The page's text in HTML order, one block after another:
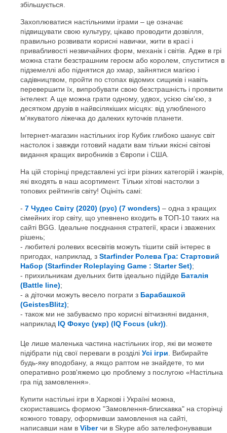
збільшується.
Захоплюватися настільними іграми – це означає
підвищувати свою культуру, цікаво проводити дозвілля,
правильно розвивати корисні навички, жити в красі і
привабливості незвичайних форм, механік і світів. Адже в грі
можна стати безстрашним героєм або королем, спуститися в
підземеллі або піднятися до хмар, зайнятися магією і
садівництвом, пройти по стопах відомих сищиків і навіть
перевершити їх, випробувати свою безстрашність і проявити
інтелект. А ще можна грати одному, удвох, усією сім'єю, з
десятком друзів в найвсілякіших місцях: від улюбленого
м'якуватого ліжечка до далеких куточків планети.
Інтернет-магазин настільних ігор Кубик глибоко шанує світ
настолок і завжди готовий надати вам тільки якісні світові
видання кращих виробників з Європи і США.
На цій сторінці представлені усі ігри різних категорій і жанрів,
які входять в наш асортимент. Тільки хітові настолки з
топових рейтингів світу! Оцініть самі:
7 Чудес Світу (2020) (рус) (7 wonders) – одна з кращих
сімейних ігор світу, що упевнено входить в ТОП-10 таких на
сайті BGG. Ідеальне поєднання стратегії, краси і зважених
рішень;
любителі ролевих всесвітів можуть тішити свій інтерес в
пригодах, наприклад, з Starfinder Ролева Гра: Стартовий
Набор (Starfinder Roleplaying Game : Starter Set);
прихильникам дуельних битв ідеально підійде Баталія
(Battle line);
а діточки можуть весело пограти з Барабашкой
(GeistesBlitz);
також ми не забуваємо про корисні вітчизняні видання,
наприклад IQ Фокус (укр) (IQ Focus (ukr)).
Це лише маленька частина настільних ігор, які ви можете
підібрати під свої переваги в розділі Усі ігри. Вибирайте
будь-яку вподобану, а якщо раптом не знайдете, то ми
оперативно розв'яжемо цю проблему з послугою «Настільна
гра під замовлення».
Купити настільні ігри в Харкові і Україні можна,
скориставшись формою "Замовлення-блискавка" на сторінці
кожного товару, оформивши замовлення на сайті,
написавши нам в Viberчи в Skype або зателефонувавши